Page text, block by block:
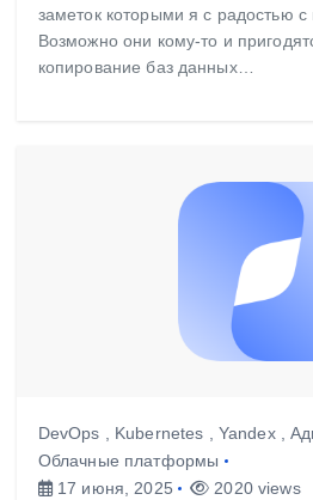
заметок которыми я с радостью
Возможно они кому-то и
копирование баз данных…
DevOps Kubernetes Yandex,
Облачные платформы
17 июня, 2025
2020 views